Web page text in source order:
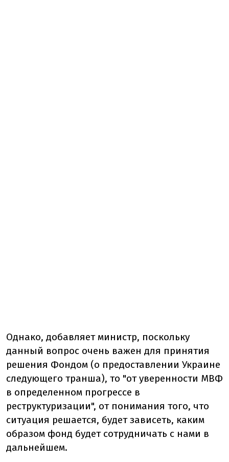
Однако, добавляет министр, поскольку
данный вопрос очень важен для принятия
решения Фондом (о предоставлении Украине
следующего транша), то "от уверенности МВФ
в определенном прогрессе в
реструктуризации", от понимания того, что
ситуация решается, будет зависеть, каким
образом фонд будет сотрудничать с нами в
дальнейшем.